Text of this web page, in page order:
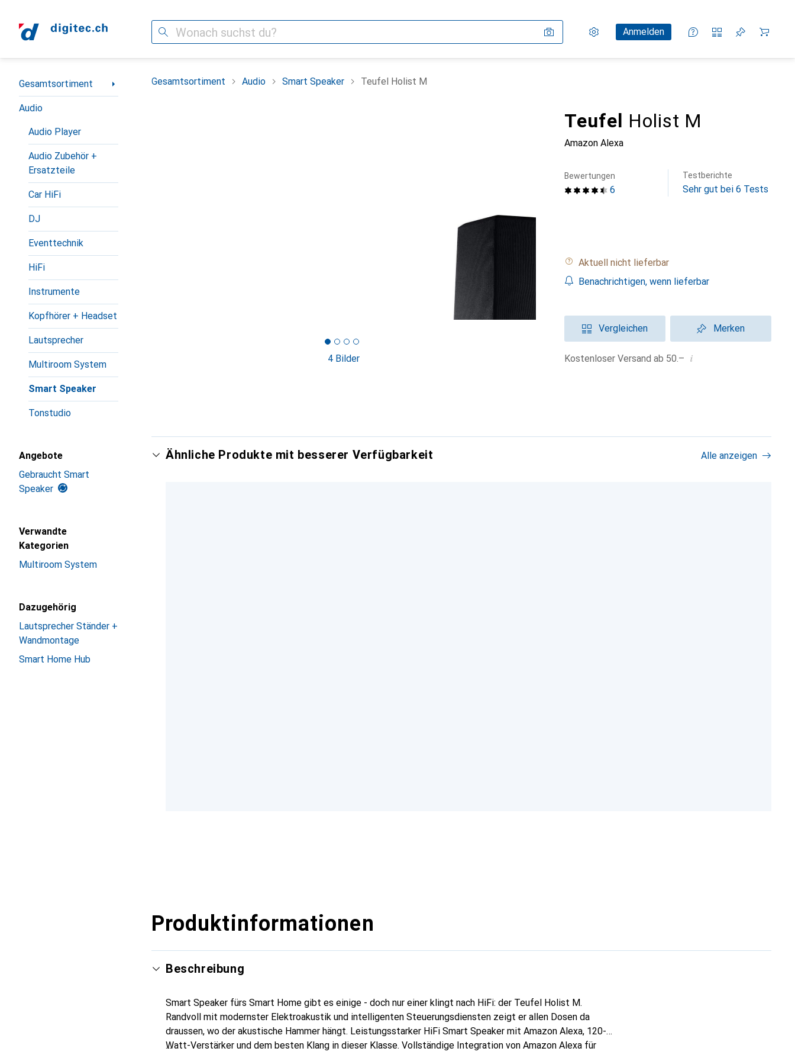
Suche Einstellungen
KundenkontoAnmelden
Vergleichslisten
Merklisten
Warenkorb
Navigation nach Kategorien
Gesamtsortiment
Audio
Audio Player
Audio Zubehör +
Ersatzteile
Car HiFi
DJ
Eventtechnik
HiFi
Instrumente
Kopfhörer + Headset
Lautsprecher
Multiroom System
Smart Speaker
Tonstudio
Angebote
Gebraucht Smart
Speaker
Verwandte
Kategorien
Multiroom System
Dazugehörig
Lautsprecher Ständer +
Wandmontage
Smart Home Hub
Gesamtsortiment Audio Smart Speaker Teufel Holist M
4 Bilder
Teufel Holist M
Amazon Alexa
6
Bewertungen Testberichte
Sehr gut bei 6 Tests
Aktuell nicht lieferbar
Benachrichtigen, wenn lieferbar
Vergleichen Merken
Kostenloser Versand ab 50.– i
Ähnliche Produkte mit besserer Verfügbarkeit Alle anzeigen
Produktinformationen
Beschreibung
Smart Speaker fürs Smart Home gibt es einige - doch nur einer klingt nach HiFi: der Teufel Holist M.
Randvoll mit modernster Elektroakustik und intelligenten Steuerungsdiensten zeigt er allen Dosen da
draussen, wo der akustische Hammer hängt. Leistungsstarker HiFi Smart Speaker mit Amazon Alexa, 120-
Watt-Verstärker und dem besten Klang in dieser Klasse. Vollständige Integration von Amazon Alexa für